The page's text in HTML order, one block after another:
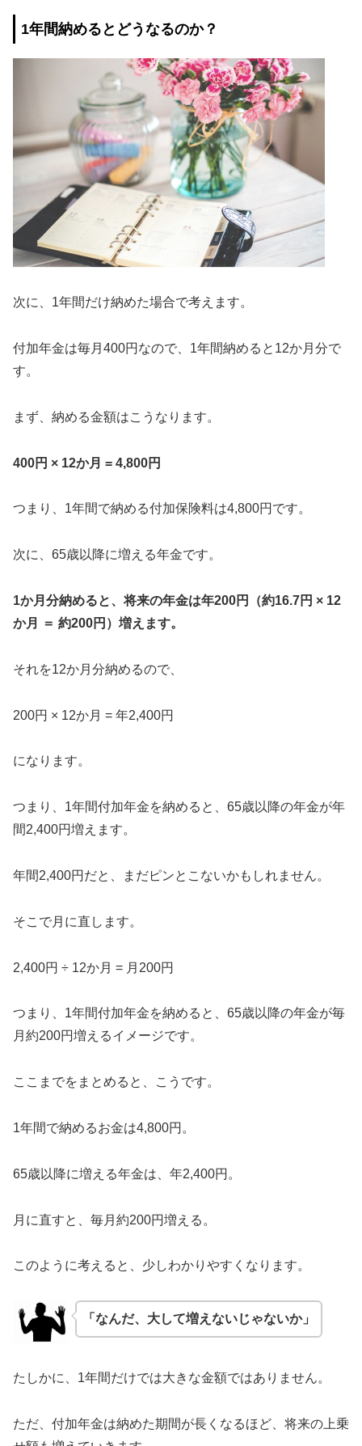
1年間納めるとどうなるのか？
次に、1年間だけ納めた場合で考えます。
付加年金は毎月400円なので、1年間納めると12か月分で
す。
まず、納める金額はこうなります。
400円 × 12か月 = 4,800円
つまり、1年間で納める付加保険料は4,800円です。
次に、65歳以降に増える年金です。
1か月分納めると、将来の年金は年200円
（約16.7円 × 12
か月 ＝ 約200円） 増えます。
それを12か月分納めるので、
200円 × 12か月 = 年2,400円
になります。
つまり、1年間付加年金を納めると、65歳以降の年金が年
間2,400円増えます。
年間2,400円だと、まだピンとこないかもしれません。
そこで月に直します。
2,400円 ÷ 12か月 = 月200円
つまり、1年間付加年金を納めると、65歳以降の年金が毎
月約200円増えるイメージです。
ここまでをまとめると、こうです。
1年間で納めるお金は4,800円。
65歳以降に増える年金は、年2,400円。
月に直すと、毎月約200円増える。
このように考えると、少しわかりやすくなります。
「なんだ、大して増えないじゃないか」
たしかに、1年間だけでは大きな金額ではありません。
ただ、付加年金は納めた期間が長くなるほど、将来の上乗